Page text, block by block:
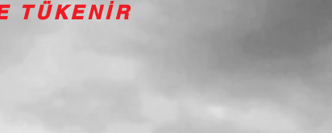
TÜKENİR